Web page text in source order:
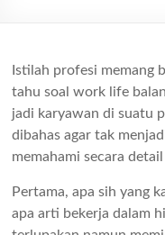
Istilah profesi memang
tahu soal work life
jadi karyawan di suatu
dibahas agar tak
memahami secara
Pertama, apa sih yang
apa arti bekerja dalam